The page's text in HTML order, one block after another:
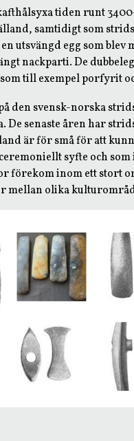
tiden runt
samtidigt som
utsvängd egg som
nackparti. De
till exempel porfyrit
den svensk-norska
senaste åren har
är för små för att
syfte och
förekom inom ett stort
mellan olika